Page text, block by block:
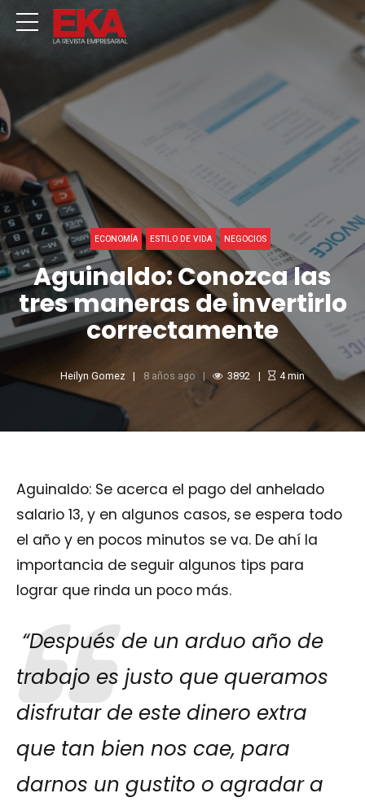
ECONOMÍA ESTILO DE VIDA NEGOCIOS
Aguinaldo: Conozca las
tres maneras de invertirlo
correctamente
Heilyn Gomez 8 años ago 3892 4min
Aguinaldo: Se acerca el pago del anhelado
salario 13, y en algunos casos, se espera todo
el año y en pocos minutos se va. De ahí la
importancia de seguir algunos tips para
lograr que rinda un poco más.
“Después de un arduo año de
trabajo es justo que queramos
disfrutar de este dinero extra
que tan bien nos cae, para
darnos un gustito o agradar a